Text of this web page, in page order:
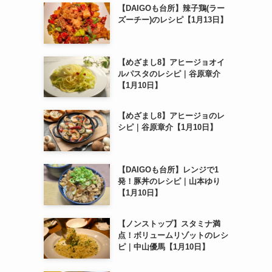
【DAIGOも台所】辣子鶏(ラー
ズーチー)のレシピ【1月13日】
【めざまし8】アヒージョオイ
ルパスタのレシピ｜谷原章介
【1月10日】
【めざまし8】アヒージョのレ
シピ｜谷原章介【1月10日】
【DAIGOも台所】レンジで1
発！豚丼のレシピ｜山本ゆり
【1月10日】
【ノンストップ】スタミナ満
点！ボリュームリゾットのレシ
ピ｜中山優馬【1月10日】